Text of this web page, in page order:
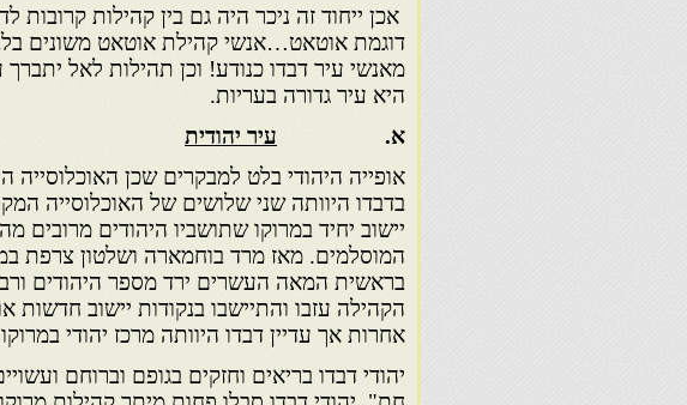
אכן ייחוד זה ניכר היה גם בין קהילות קרובות
דוגמת אוטאט…אנשי קהילת אוטאט משונים
מאנשי עיר דבדו כנודע! וכן תהילות לאל יתברך
היא עיר גדורה בעריות.
א. עיר יהודית
אופייה היהודי בלט למבקרים שכן האוכלוסייה
בדבדו היוותה שני שלושים של האוכלוסייה
יישוב יחיד במרוקו שתושביו היהודים מרובים
המוסלמים. מאז מרד בוחמארה ושלטון צרפת
בראשית המאה העשרים ירד מספר היהודים
הקהילה עזבו והתיישבו בנקודות יישוב חדשות
אחרות אך עדיין דבדו היוותה מרכז יהודי
יהודי דבדו בריאים וחזקים בגופם וברוחם